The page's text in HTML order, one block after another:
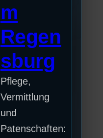
m
Regen
sburg
Pflege,
Vermittlung
und
Patenschaften: